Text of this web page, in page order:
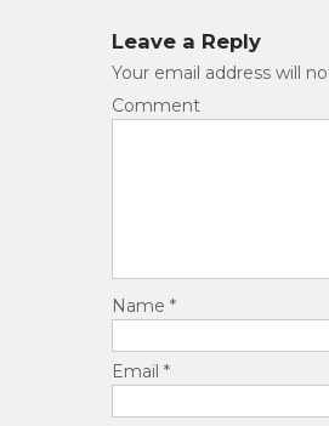
Leave a Reply
Your email address will
Comment
Name *
Email *